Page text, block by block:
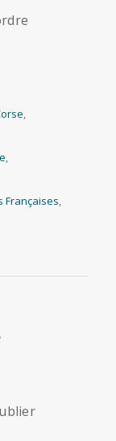
,
,
Françaises,